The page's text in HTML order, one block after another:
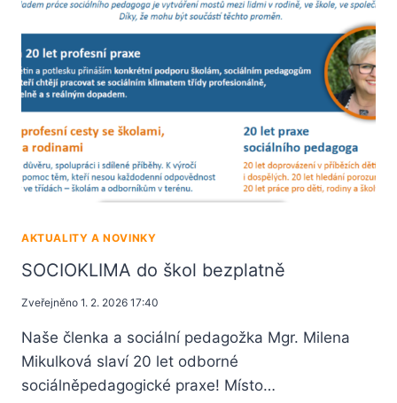
AKTUALITY A NOVINKY
SOCIOKLIMA do škol bezplatně
Zveřejněno 1. 2. 2026 17:40
Naše členka a sociální pedagožka Mgr. Milena
Mikulková slaví 20 let odborné
sociálněpedagogické praxe! Místo…